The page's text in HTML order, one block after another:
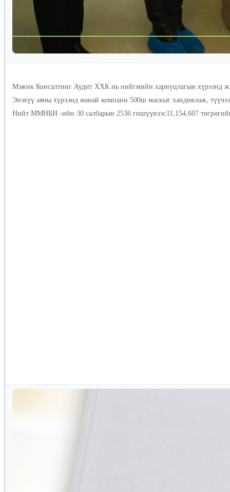
Мэжик Консалтинг Аудит ХХК нь нийгмийн хариуцлагын хүрээнд
Энэхүү аяны хүрээнд манай компани 500ш маскыг хандивлаж,
Нийт ММНБИ -ийн 30 салбарын 2536 гишүүнээс11,154,607